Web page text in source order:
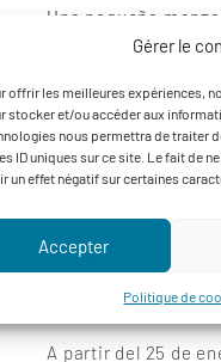
Gérer le
offrir les meilleures expériences,
stocker et/ou accéder aux
nous permettra de traiter
ID uniques sur ce site. Le fait de
un effet négatif sur certaines
Accepter
Politique de
Una pequeña
Blue Whale está
varietal así como
de meriendas. Se
Por lo tanto,
Blue Whale aspiran
En unos días, ya
merienda
salud! Los
placer! Solo tiene
A partir del 25 de